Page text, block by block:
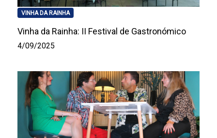
VINHA DA RAINHA
Vinha da Rainha: II Festival de Gastronómico
4/09/2025